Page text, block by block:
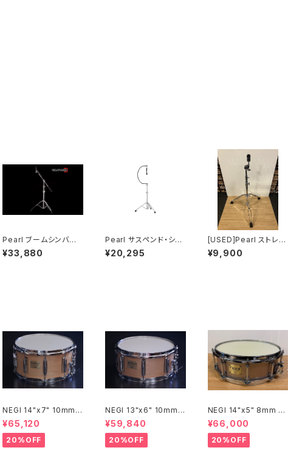
Pearl ブームシンバル
スタンド BC-2030
¥33,880
Pearl サスペンド・シン
バルスタンド C-1030S
C
¥20,295
[USED]Pearl ストレー
トシンバル スタンド C-1
030
¥9,900
NEGI 14"x7" 10mm
メイプルスネア M10R1
470P-S2N
¥65,120
20%OFF
NEGI 13"x6" 10mm
メイプルスネア M10R1
360R8-S2N
¥59,840
20%OFF
NEGI 14"x5" 8mm メ
イプルスネア SW-MU1
450PI-S2HB
¥66,000
20%OFF